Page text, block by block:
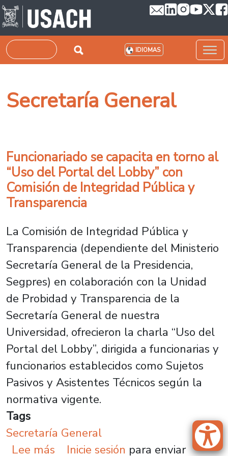
Pasar al contenido principal
Buscar IDIOMAS
Secretaría General
Funcionariado se capacita en torno al
“Uso del Portal del Lobby” con
Comisión de Integridad Pública y
Transparencia
La Comisión de Integridad Pública y
Transparencia (dependiente del Ministerio
Secretaría General de la Presidencia,
Segpres) en colaboración con la Unidad
de Probidad y Transparencia de la
Secretaría General de nuestra
Universidad, ofrecieron la charla “Uso del
Portal del Lobby”, dirigida a funcionarias y
funcionarios establecidos como Sujetos
Pasivos y Asistentes Técnicos según la
normativa vigente.
Tags
Secretaría General
Lee más sobre Funcionariado se
Inicie sesión para enviar